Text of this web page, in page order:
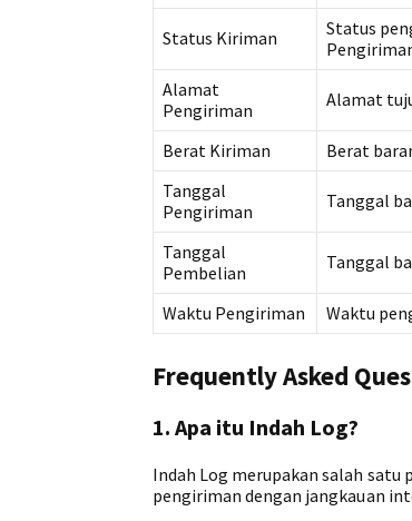
Status Kiriman
Status
Alamat
Pengiriman
Alamat
Berat Kiriman
Berat
Tanggal
Pengiriman
Tanggal
Tanggal
Pembelian
Tanggal
Waktu Pengiriman Waktu
Frequently Asked
1. Apa itu Indah Log?
Indah Log merupakan salah satu
pengiriman dengan jangkauan